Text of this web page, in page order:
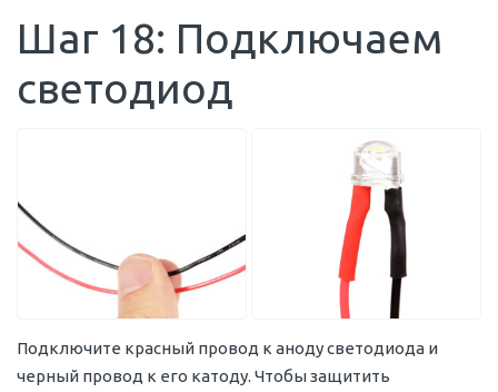
Шаг 18: Подключаем
светодиод
Подключите красный провод к аноду светодиода и
черный провод к его катоду. Чтобы защитить